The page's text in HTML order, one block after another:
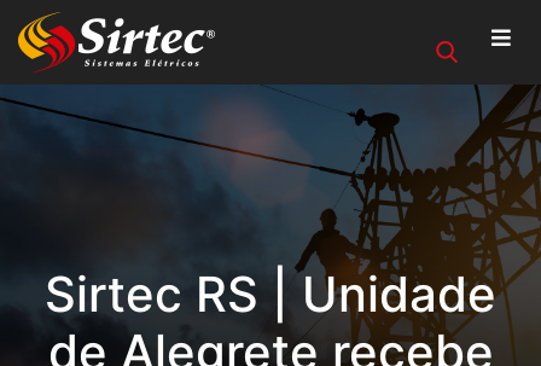
Sirtec RS | Unidade
de Alegrete recebe